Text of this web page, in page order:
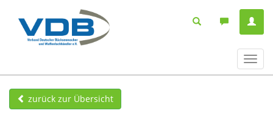
ein-/
zurück zur Übersicht